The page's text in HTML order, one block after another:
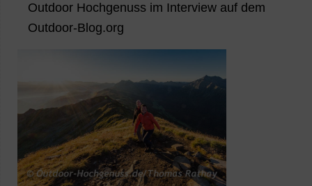
Outdoor Hochgenuss im Interview auf dem
Outdoor-Blog.org